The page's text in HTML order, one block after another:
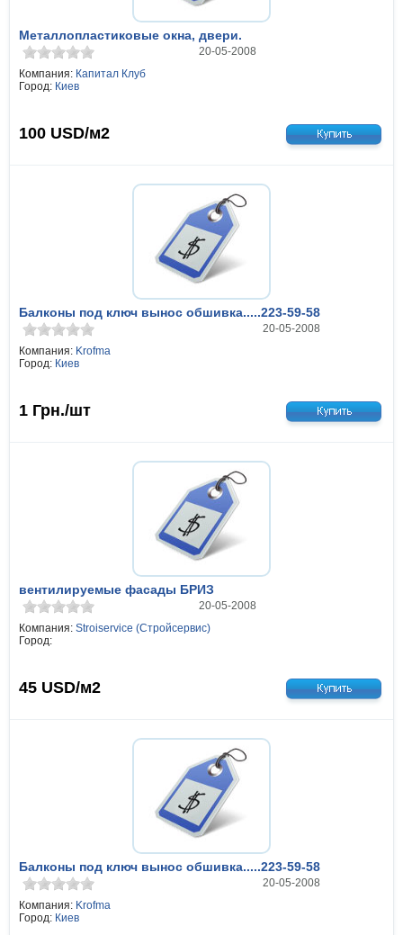
Металлопластиковые окна, двери.
20-05-2008
Компания: Капитал Клуб
Город: Киев
100 USD/м2
Балконы под ключ вынос обшивка.....223-59-58
20-05-2008
Компания: Krofma
Город: Киев
1 Грн./шт
вентилируемые фасады БРИЗ
20-05-2008
Компания: Stroiservice (Стройсервис)
Город:
45 USD/м2
Балконы под ключ вынос обшивка.....223-59-58
20-05-2008
Компания: Krofma
Город: Киев